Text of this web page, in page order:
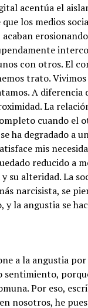
acentúa el
los medios
con otros. El
trato. Vivimos
A diferencia
La
cuando el
ha degradado a
mis
reducido a
su alteridad. La
narcisista, se
la angustia se
a la angustia
sentimiento,
Por eso,
nosotros, he